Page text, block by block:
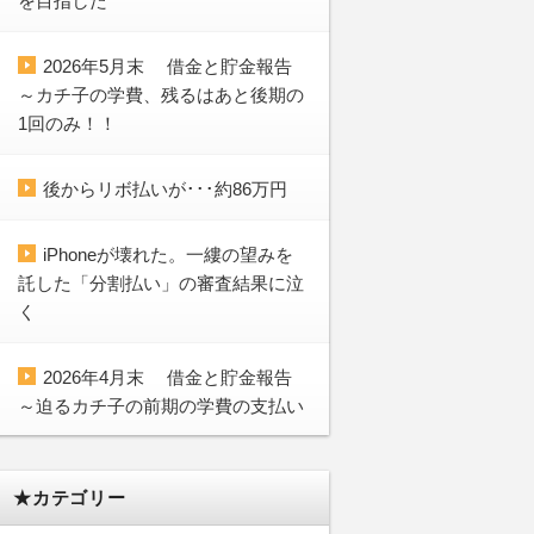
2026年5月末 借金と貯金報告
～カチ子の学費、残るはあと後期の
1回のみ！！
後からリボ払いが･･･約86万円
iPhoneが壊れた。一縷の望みを
託した「分割払い」の審査結果に泣
く
2026年4月末 借金と貯金報告
～迫るカチ子の前期の学費の支払い
★カテゴリー